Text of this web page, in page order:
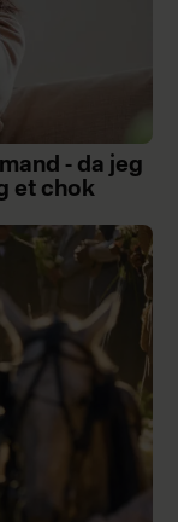
- da jeg
et chok